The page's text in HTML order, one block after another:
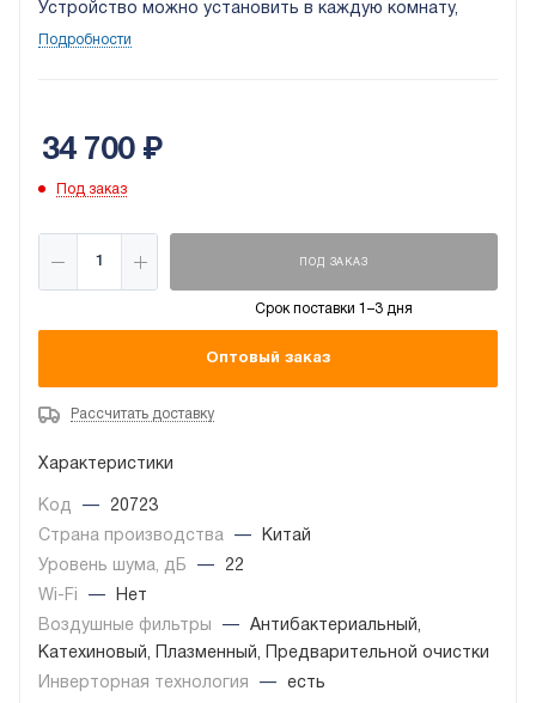
Устройство можно установить в каждую комнату,
настроить свой рабочий режим, поскольку работа
Подробности
34 700₽
Под заказ
ПОД ЗАКАЗ
Срок поставки 1–3 дня
Оптовый заказ
Рассчитать доставку
Характеристики
Код —
20723
Страна производства
—
Китай
Уровень шума, дБ
—
22
Wi-Fi
—
Нет
Воздушные фильтры
—
Антибактериальный,
Катехиновый, Плазменный, Предварительной очистки
Инверторная технология
— есть